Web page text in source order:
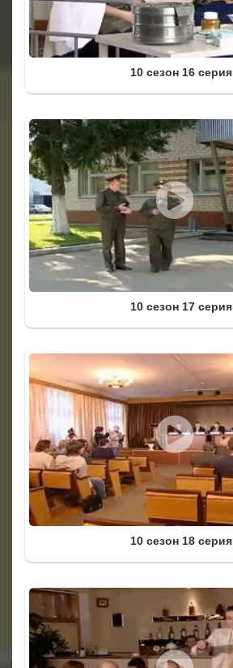
10 сезон 16 серия
10 сезон 17 серия
10 сезон 18 серия